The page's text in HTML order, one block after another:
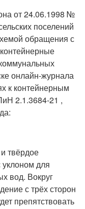
от 24.06.1998 №
поселений
обращения с
онлайн-журнала
к контейнерным
2.1.3684-21 ,
твёрдое
для
вод. Вокруг
с трёх сторон
препятствовать